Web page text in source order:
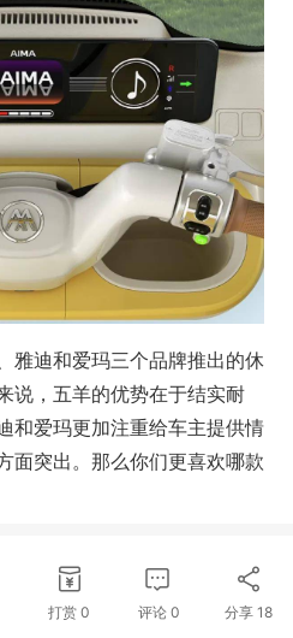
雅迪和爱玛三个品牌推出的休
说，五羊的优势在于结实耐
和爱玛更加注重给车主提供情
面突出。那么你们更喜欢哪款
打赏 0 评论 0 分享 18